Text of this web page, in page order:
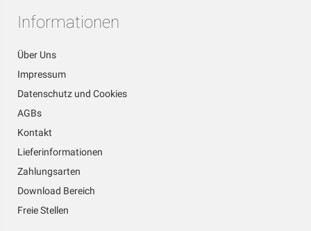
Informationen
Über Uns
Impressum
Datenschutz und Cookies
AGBs
Kontakt
Lieferinformationen
Zahlungsarten
Download Bereich
Freie Stellen